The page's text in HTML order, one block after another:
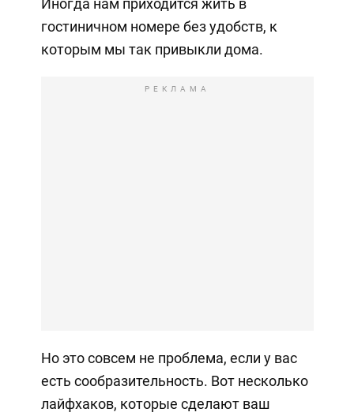
Иногда нам приходится жить в
гостиничном номере без удобств, к
которым мы так привыкли дома.
РЕКЛАМА
Но это совсем не проблема, если у вас
есть сообразительность. Вот несколько
лайфхаков, которые сделают ваш